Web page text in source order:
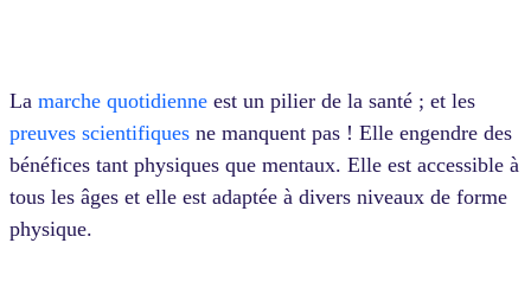
La marche quotidienne est un pilier de la santé ; et les
preuves scientifiques ne manquent pas ! Elle engendre des
bénéfices tant physiques que mentaux. Elle est accessible à
tous les âges et elle est adaptée à divers niveaux de forme
physique.